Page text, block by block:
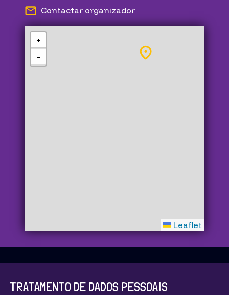
Contactar organizador
+
−
Leaflet
TRATAMENTO DE DADOS PESSOAIS